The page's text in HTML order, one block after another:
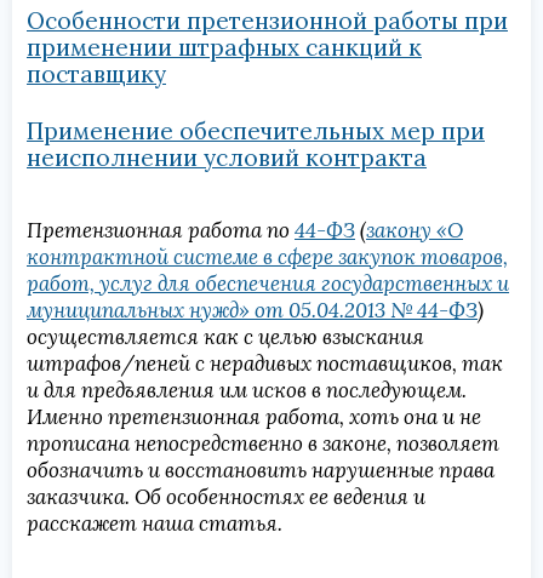
Особенности претензионной работы при
применении штрафных санкций к
поставщику
Применение обеспечительных мер при
неисполнении условий контракта
Претензионная работапо 44-ФЗ(закону «О
контрактной системе в сфере закупок товаров,
работ, услуг для обеспечения государственных и
муниципальных нужд» от 05.04.2013 № 44-ФЗ)
осуществляется как с целью взыскания
штрафов/пеней с нерадивых поставщиков, так
и для предъявления им исков в последующем.
Именно претензионная работа, хоть она и не
прописана непосредственно в законе, позволяет
обозначить и восстановить нарушенные права
заказчика. Об особенностях ее ведения и
расскажет наша статья.